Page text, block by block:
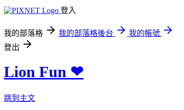
登入
我的部落格 我的部落格後台
我的帳號
登出
Lion Fun ❤
跳到主文